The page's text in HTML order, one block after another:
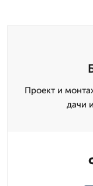
Проект и
дачи